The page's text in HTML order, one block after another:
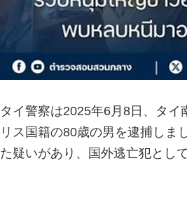
タイ警察は2025年6月8日、タ
リス国籍の80歳の男を逮捕しま
た疑いがあり、国外逃亡犯とし